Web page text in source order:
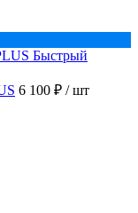
Быстрый
6 100 ₽ / шт